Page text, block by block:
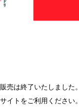
売は終了いたしました。
イトをご利用ください。